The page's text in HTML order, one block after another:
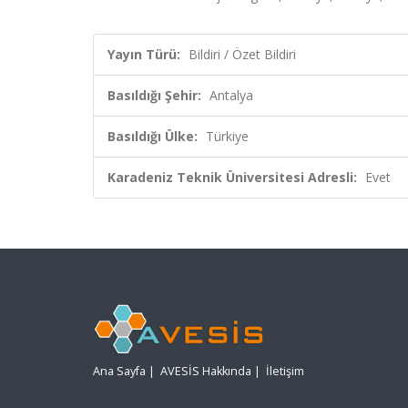
Yayın Türü: Bildiri / Özet Bildiri
Basıldığı Şehir: Antalya
Basıldığı Ülke: Türkiye
Karadeniz Teknik Üniversitesi Adresli: Evet
Ana Sayfa | AVESİS Hakkında | İletişim